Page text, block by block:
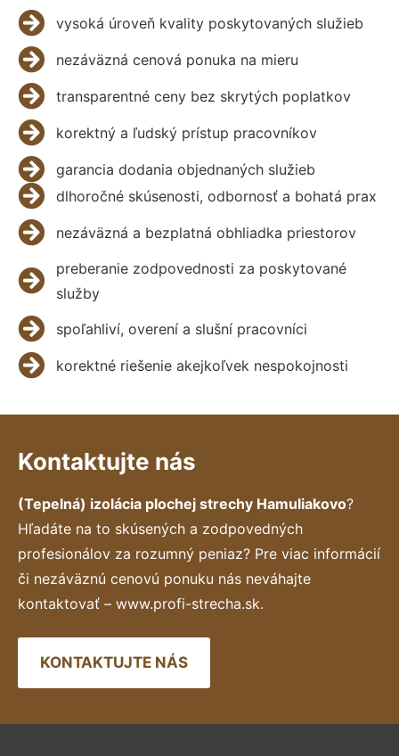
vysoká úroveň kvality poskytovaných služieb
nezáväzná cenová ponuka na mieru
transparentné ceny bez skrytých poplatkov
korektný a ľudský prístup pracovníkov
garancia dodania objednaných služieb
dlhoročné skúsenosti, odbornosť a bohatá prax
nezáväzná a bezplatná obhliadka priestorov
preberanie zodpovednosti za poskytované
služby
spoľahliví, overení a slušní pracovníci
korektné riešenie akejkoľvek nespokojnosti
Kontaktujte nás
(Tepelná) izolácia plochej strechy Hamuliakovo?
Hľadáte na to skúsených a zodpovedných
profesionálov za rozumný peniaz? Pre viac informácií
či nezáväznú cenovú ponuku nás neváhajte
kontaktovať – www.profi-strecha.sk.
KONTAKTUJTE NÁS